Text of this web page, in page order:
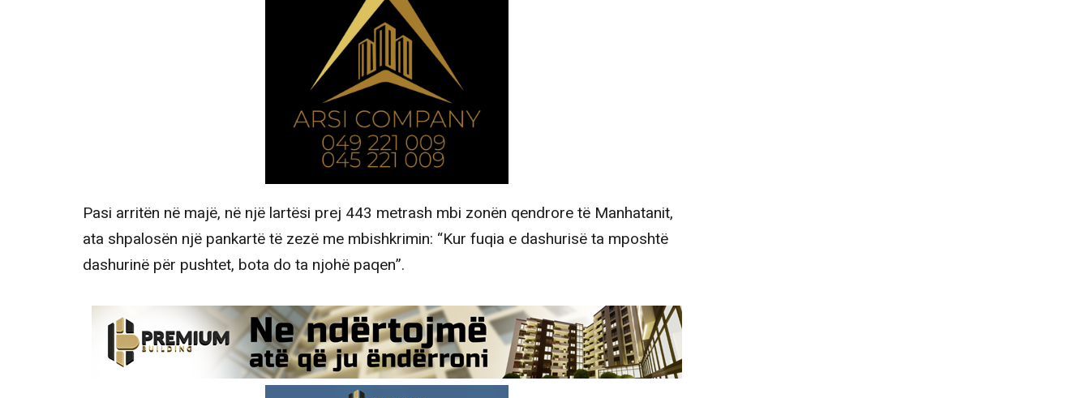
Pasi arritën në majë, në një lartësi prej 443 metrash mbi zonën qendrore të Manhatanit,
ata shpalosën një pankartë të zezë me mbishkrimin: “Kur fuqia e dashurisë ta mposhtë
dashurinë për pushtet, bota do ta njohë paqen”.